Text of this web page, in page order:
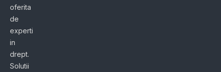
oferita
de
experti
in
drept.
Solutii